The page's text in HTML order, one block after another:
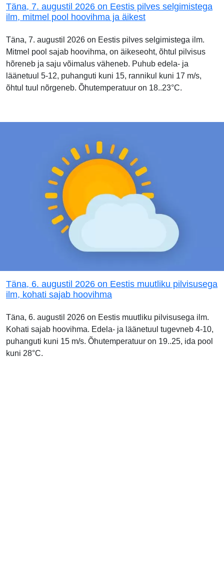
Täna, 7. augustil 2026 on Eestis pilves selgimistega
ilm, mitmel pool hoovihma ja äikest
Täna, 7. augustil 2026 on Eestis pilves selgimistega ilm.
Mitmel pool sajab hoovihma, on äikeseoht, õhtul pilvisus
hõreneb ja saju võimalus väheneb. Puhub edela- ja
läänetuul 5-12, puhanguti kuni 15, rannikul kuni 17 m/s,
õhtul tuul nõrgeneb. Õhutemperatuur on 18..23°C.
Täna, 6. augustil 2026 on Eestis muutliku pilvisusega
ilm, kohati sajab hoovihma
Täna, 6. augustil 2026 on Eestis muutliku pilvisusega ilm.
Kohati sajab hoovihma. Edela- ja läänetuul tugevneb 4-10,
puhanguti kuni 15 m/s. Õhutemperatuur on 19..25, ida pool
kuni 28°C.